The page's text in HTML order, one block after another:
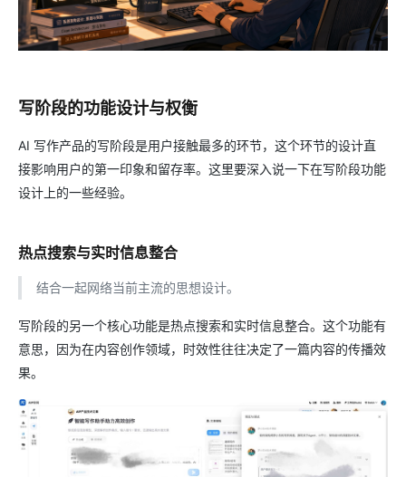
写阶段的功能设计与权衡
AI 写作产品的写阶段是用户接触最多的环节，这个环节的设计直
接影响用户的第一印象和留存率。这里要深入说一下在写阶段功能
设计上的一些经验。
热点搜索与实时信息整合
结合一起网络当前主流的思想设计。
写阶段的另一个核心功能是热点搜索和实时信息整合。这个功能有
意思，因为在内容创作领域，时效性往往决定了一篇内容的传播效
果。